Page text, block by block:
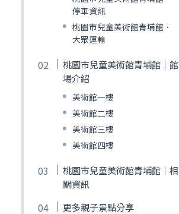
停車資訊
桃園市兒童美術館青埔館．
大眾運輸
桃園市兒童美術館青埔館｜館
場介紹
美術館一樓
美術館二樓
美術館三樓
美術館四樓
桃園市兒童美術館青埔館｜相
關資訊
更多親子景點分享